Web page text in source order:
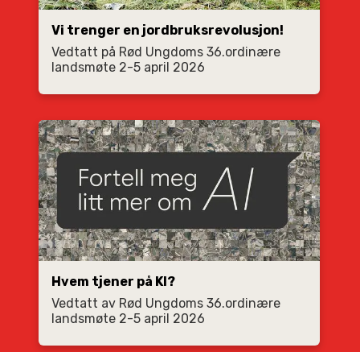
Vi trenger en jordbruksrevolusjon!
Vedtatt på Rød Ungdoms 36.ordinære
landsmøte 2-5 april 2026
Hvem tjener på KI?
Vedtatt av Rød Ungdoms 36.ordinære
landsmøte 2-5 april 2026